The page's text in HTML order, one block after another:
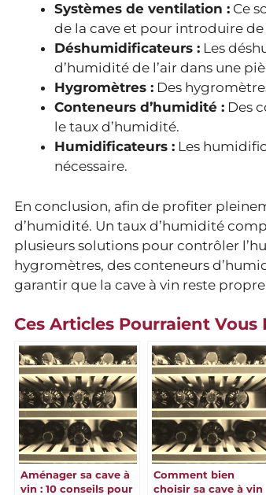
Systèmes de ventilation : Ce
de la cave et pour introduire de
Déshumidificateurs : Les
d’humidité de l’air dans une
Hygromètres : Des
Conteneurs d’humidité : Des
le taux d’humidité.
Humidificateurs : Les
nécessaire.
En conclusion, afin de profiter
d’humidité. Un taux d’humidité
plusieurs solutions pour contrôler
hygromètres, des conteneurs
garantir que la cave à vin reste
Ces Articles Pourraient Vous
Aménager sa cave à
vin : 10 conseils pour
Comment bien
choisir sa cave à vin